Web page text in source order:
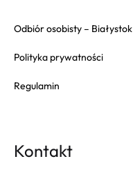
Odbiór osobisty – Białystok
Polityka prywatności
Regulamin
Kontakt